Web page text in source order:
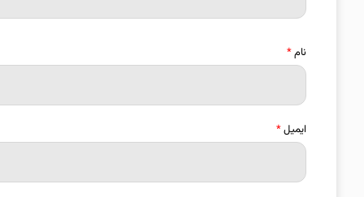
نام*
ایمیل*